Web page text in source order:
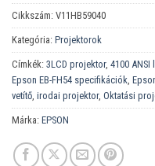
Cikkszám: V11HB59040
Kategória: Projektorok
Címkék: 3LCD projektor, 4100 ANSI
Epson EB-FH54 specifikációk,
vetítő, irodai projektor, Oktatási
Márka: EPSON